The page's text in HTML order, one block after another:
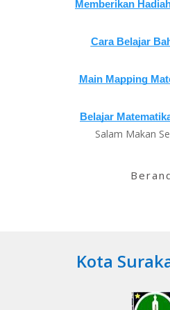
Salam Makan
Kota